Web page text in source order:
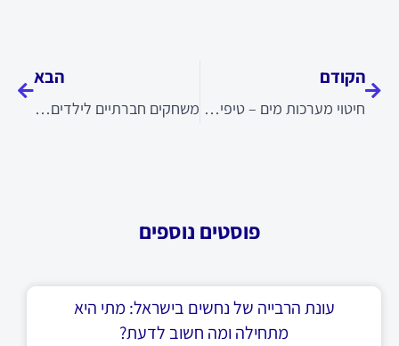
הקודם
חיטוי מערכות מים – טיפים למניעת חיידקים וזיהומים
הבא
משחקים חברתיים לילדים – שושנת המדבר
פוסטים נוספים
עונת הרבייה של נחשים בישראל: מתי היא
מתחילה ומה חשוב לדעת?